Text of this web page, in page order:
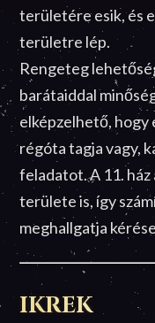
területére esik, és
területre lép.
Rengeteg
barátaiddal
elképzelhető, hogy
régóta tagja vagy,
feladatot. A 11. ház
területe is, így
meghallgatja
IKREK